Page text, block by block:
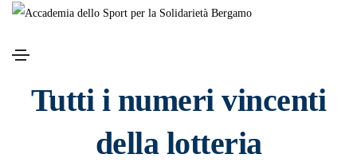
Tutti i numeri vincenti
della lotteria